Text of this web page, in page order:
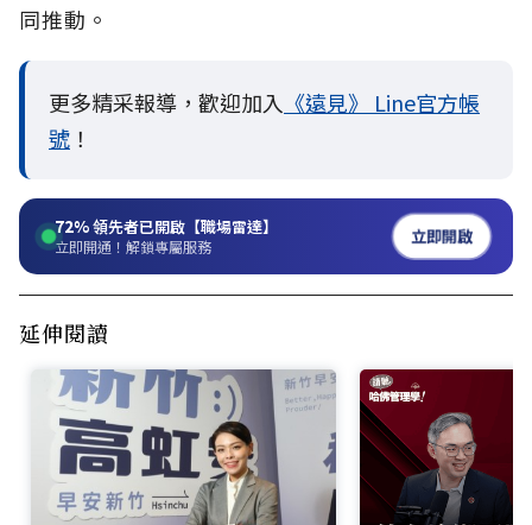
同推動。
更多精采報導，歡迎加入 《遠見》 Line官方帳
號 ！
72%領先者已開啟【職場雷達】
立即開通！解鎖專屬服務 立即開啟
延伸閱讀